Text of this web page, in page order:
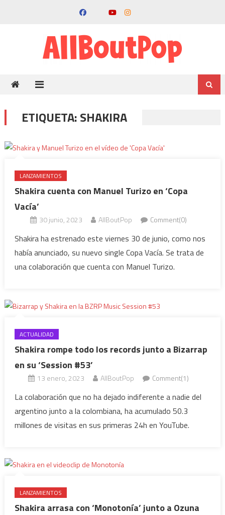
ETIQUETA:SHAKIRA
LANZAMIENTOS
Shakira cuenta con Manuel Turizo en ‘Copa
Vacía’
30 junio, 2023 AllBoutPop Comment(0)
Shakira ha estrenado este viernes 30 de junio, como nos
había anunciado, su nuevo single Copa Vacía. Se trata de
una colaboración que cuenta con Manuel Turizo.
ACTUALIDAD
Shakira rompe todo los records junto a Bizarrap
en su ‘Session #53’
13 enero, 2023 AllBoutPop Comment(1)
La colaboración que no ha dejado indiferente a nadie del
argentino junto a la colombiana, ha acumulado 50.3
millones de visitas en sus primeras 24h en YouTube.
LANZAMIENTOS
Shakira arrasa con ‘Monotonía’ junto a Ozuna